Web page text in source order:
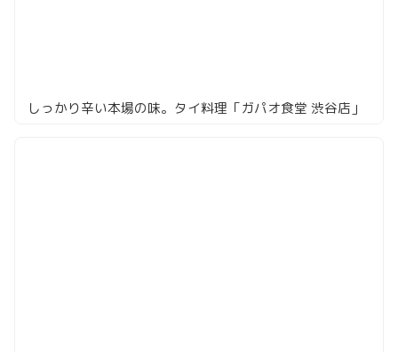
しっかり辛い本場の味。タイ料理「ガパオ食堂 渋谷店」